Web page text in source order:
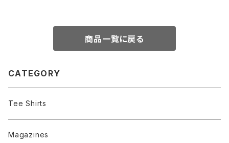
商品一覧に戻る
CATEGORY
Tee Shirts
Magazines